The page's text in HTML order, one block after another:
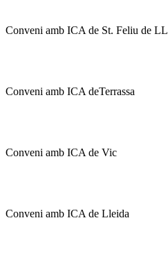
Conveni amb ICA de St. Feliu de LL
Conveni amb ICA deTerrassa
Conveni amb ICA de Vic
Conveni amb ICA de Lleida